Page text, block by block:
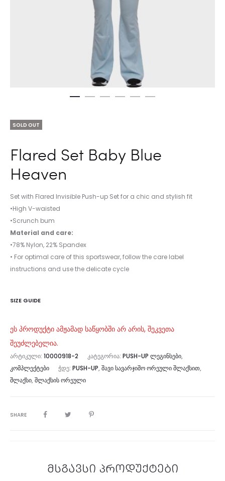
SOLD OUT
Flared Set Baby Blue
Heaven
Set with Flared Invisible Push-up Set for a chic and stylish fit
•High V-waisted
•Scrunch bum
Material and care:
•78% Nylon, 22% Spandex
• For optimal care of this sportswear, follow the care label
instructions and use the delicate cycle
SIZE GUIDE
ეს პროდუქტი ამჟამად საწყობში არ არის, შეკვეთა
შეუძლებელია.
ᲐᲠᲢᲘᲙᲣᲚᲘ: 10000918-2 ᲙᲐᲢᲔᲒᲝᲠᲘᲐ: PUSH-UP ᲚᲔᲒᲘᲜᲡᲔᲑᲘ,
ᲙᲝᲛᲞᲚᲔᲥᲢᲔᲑᲘ
ᲭᲓᲔ: PUSH-UP, ᲨᲐᲕᲘ ᲡᲐᲕᲐᲠᲯᲘᲨᲝ ᲝᲠᲔᲣᲚᲘ ᲨᲚᲐᲥᲡᲘᲗ,
ᲨᲚᲐᲥᲡᲘ, ᲨᲚᲐᲥᲡᲘᲡ ᲝᲠᲔᲣᲚᲘ
SHARE
მსგავსი პროდუქტები